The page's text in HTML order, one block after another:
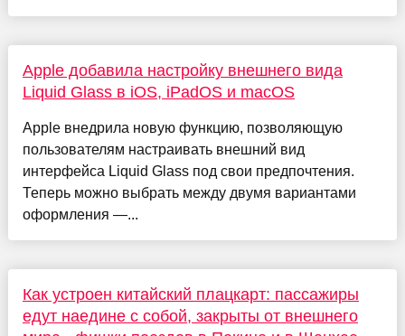
Apple добавила настройку внешнего вида
Liquid Glass в iOS, iPadOS и macOS
Apple внедрила новую функцию, позволяющую
пользователям настраивать внешний вид
интерфейса Liquid Glass под свои предпочтения.
Теперь можно выбрать между двумя вариантами
оформления —...
Как устроен китайский плацкарт: пассажиры
едут наедине с собой, закрыты от внешнего